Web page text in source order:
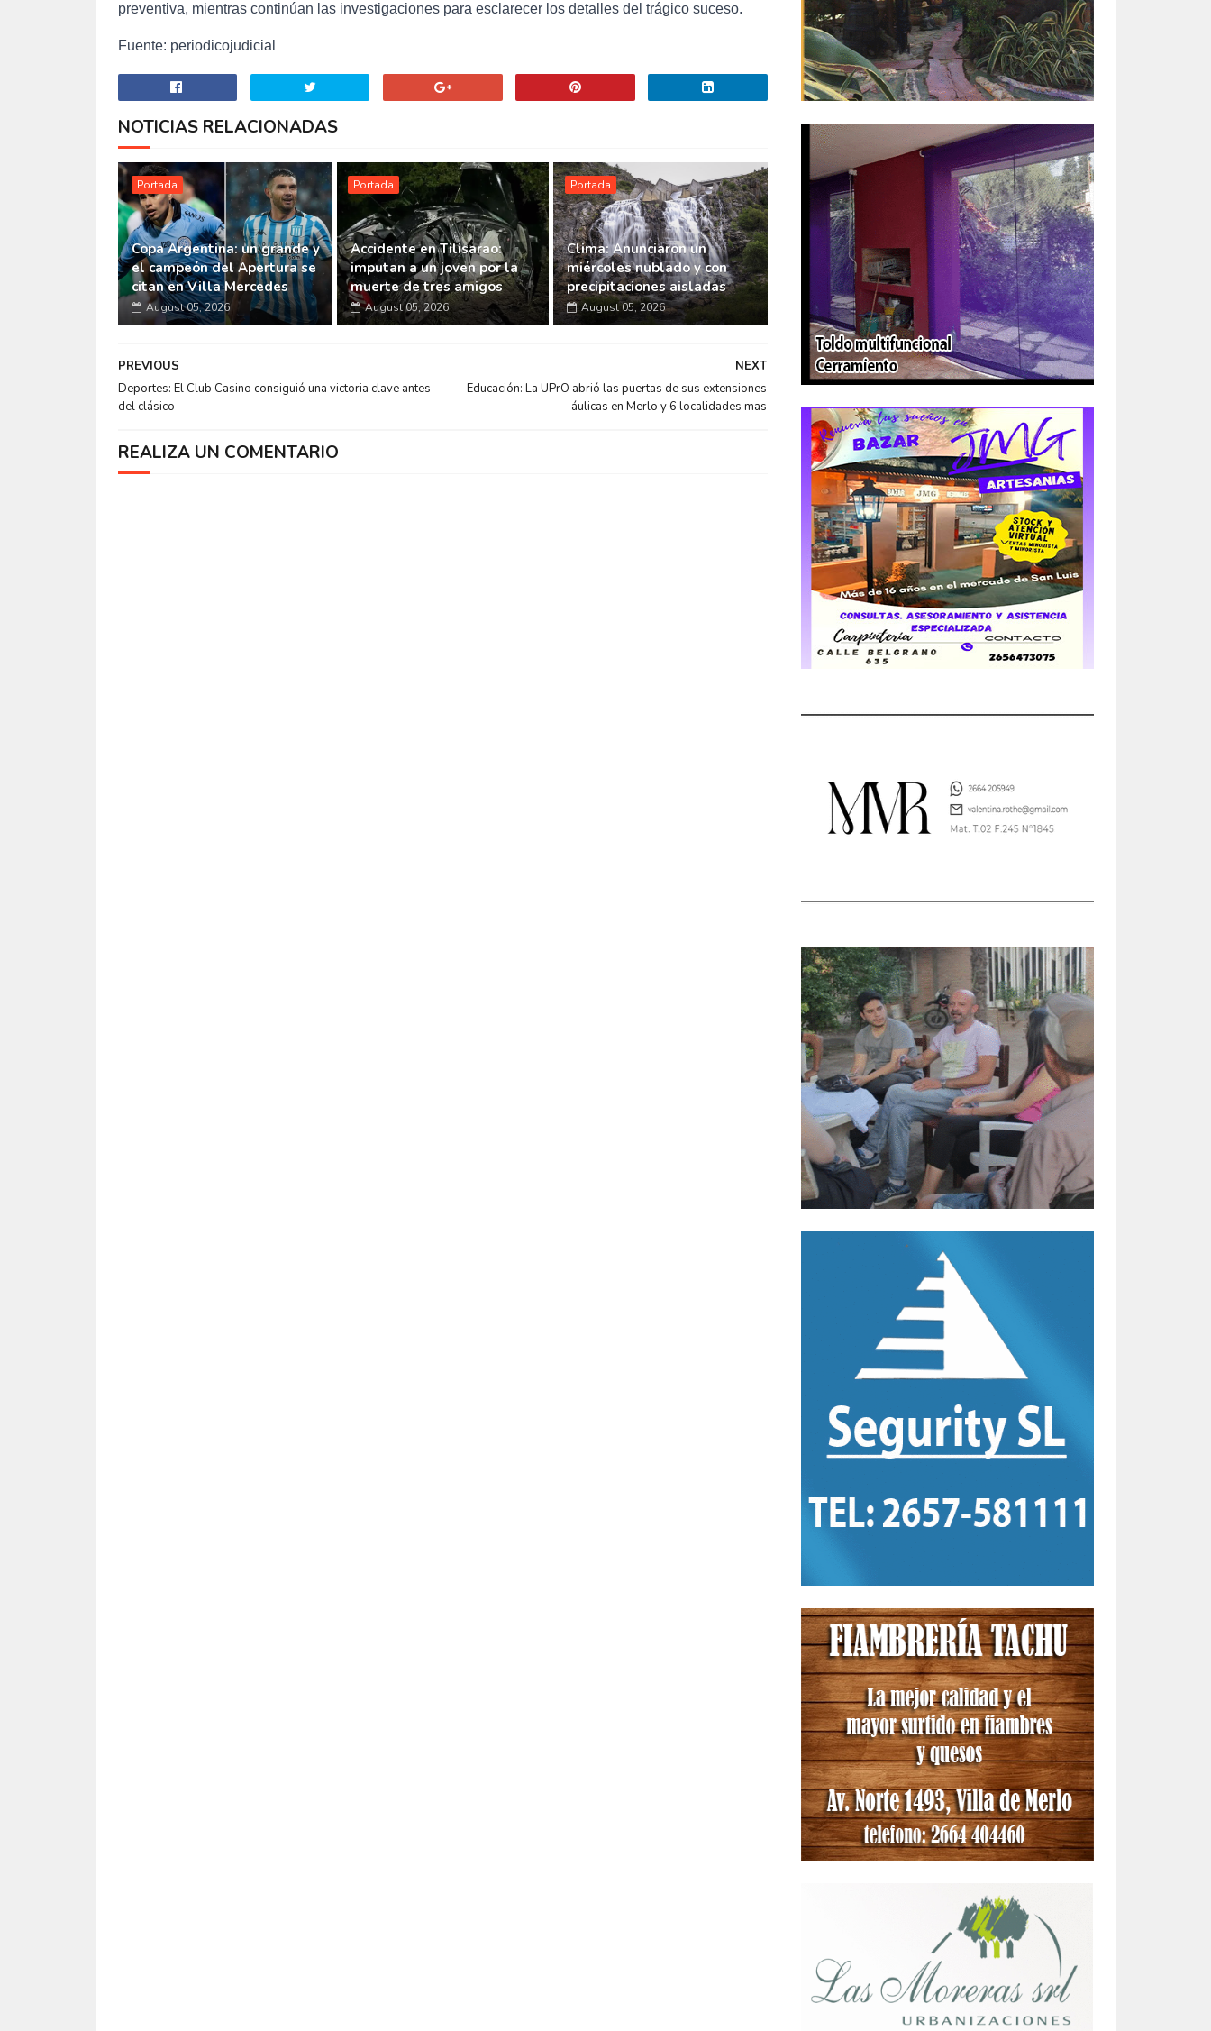
preventiva, mientras continúan las investigaciones para esclarecer los detalles del trágico suceso.
Fuente: periodicojudicial
NOTICIAS RELACIONADAS
Portada
Copa Argentina: un grande y
el campeón del Apertura se
citan en Villa Mercedes
August 05, 2026
Portada
Accidente en Tilisarao:
imputan a un joven por la
muerte de tres amigos
August 05, 2026
Portada
Clima: Anunciaron un
miércoles nublado y con
precipitaciones aisladas
August 05, 2026
NEXT
Educación: La UPrO abrió las puertas de sus extensiones
áulicas en Merlo y 6 localidades mas
PREVIOUS
Deportes: El Club Casino consiguió una victoria clave antes
del clásico
REALIZA UN COMENTARIO